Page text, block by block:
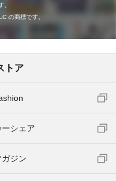
。
の商標です。
トア
シェア
ジン